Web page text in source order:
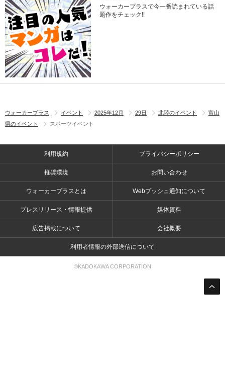
ウォーカープラスで今一番読まれている話
題作をチェック!!
ウォーカープラス イベント 2025年12月 29日 北陸のイベント
富山
県のイベント
スポーツイベント
利用規約 プライバシーポリシー
推奨環境 お問い合わせ
ウォーカープラスとは Webプッシュ通知について
プレスリリース・情報提供 媒体資料
広告掲載について 会社概要
利用者情報の外部送信について
©KADOKAWA CORPORATION